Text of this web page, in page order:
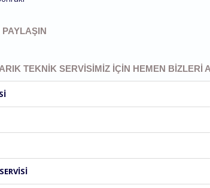
PAYLAŞIN
TEKNIK SERVISIMIZ IÇIN HEMEN BIZLERI